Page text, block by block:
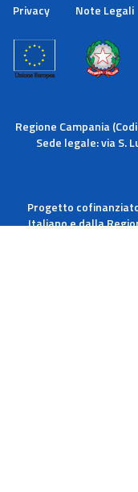
Privacy Note Legali
Regione Campania
Sede legale: via S.
Progetto
Italiano e dalla
Maggiori informazioni